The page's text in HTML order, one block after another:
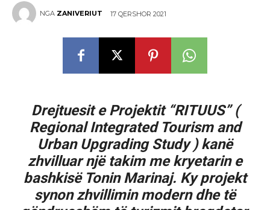
NGA ZANIVERIUT 17 QERSHOR 2021
Drejtuesit e Projektit “RITUUS” (
Regional Integrated Tourism and
Urban Upgrading Study ) kanë
zhvilluar një takim me kryetarin e
bashkisë Tonin Marinaj. Ky projekt
synon zhvillimin modern dhe të